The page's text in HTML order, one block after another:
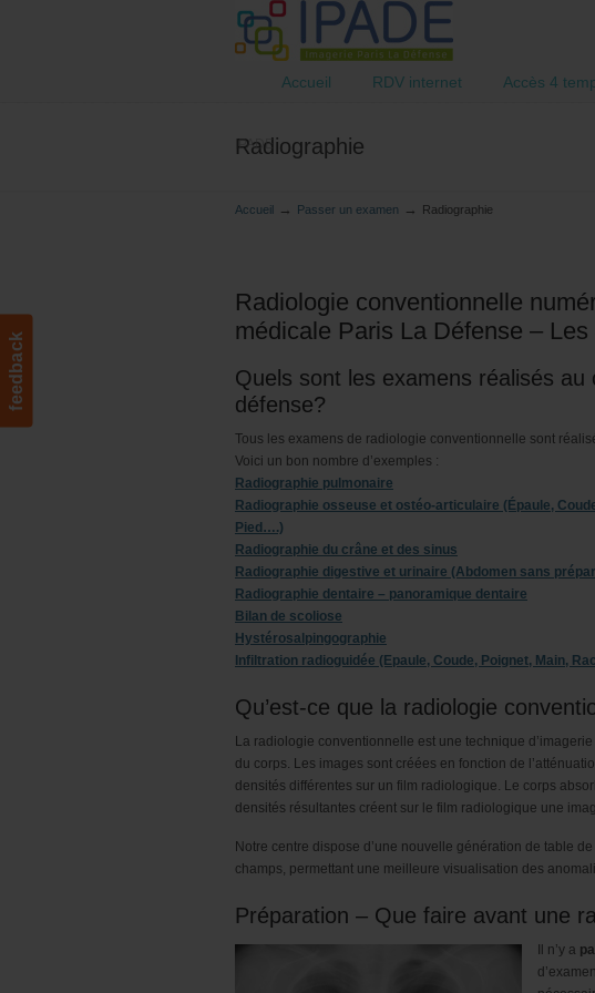
feedback
IPADE
Accueil RDV internet Accès 4
Radiographie
Accueil → Passer un examen → Radiographie
Radiologie conventionnelle
médicale Paris La Défense – Les
Quels sont les examens réalisés
défense?
Tous les examens de radiologie conventionnelle sont
Voici un bon nombre d’exemples :
Radiographie pulmonaire
Radiographie osseuse et ostéo-articulaire (Épaule,
Pied….)
Radiographie du crâne et des sinus
Radiographie digestive et urinaire (Abdomen sans
Radiographie dentaire – panoramique dentaire
Bilan de scoliose
Hystérosalpingographie
Infiltration radioguidée (Epaule, Coude, Poignet, Main,
Qu’est-ce que la radiologie
La radiologie conventionnelle est une technique
du corps. Les images sont créées en fonction de
densités différentes sur un film radiologique. Le corps
densités résultantes créent sur le film radiologique une
Notre centre dispose d’une nouvelle génération de table
champs, permettant une meilleure visualisation des
Préparation – Que faire avant une
Il n’y a